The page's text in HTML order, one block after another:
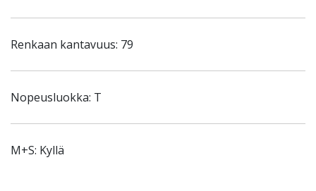
Renkaan kantavuus: 79
Nopeusluokka: T
M+S: Kyllä